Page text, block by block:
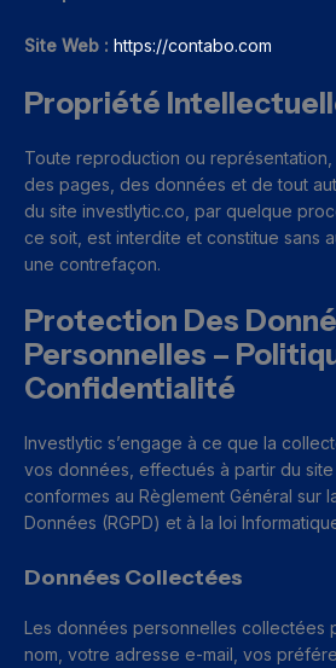
Site Web : https://contabo.com
Propriété
Toute reproduction ou représentation,
des pages, des données et de tout
du site investlytic.co, par quelque
ce soit, est interdite et constitue sans
une contrefaçon.
Protection Des
Personnelles –
Confidentialité
Investlytic s’engage à ce que la
vos données, effectués à partir du site
conformes au Règlement Général sur
Données (RGPD) et à la loi
Données Collectées
Les données personnelles collectées
nom, votre adresse e-mail, vos